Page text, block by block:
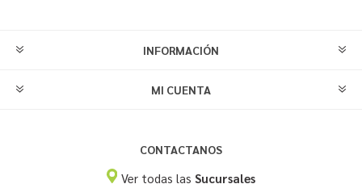
INFORMACIÓN
MI CUENTA
CONTACTANOS
Ver todas lasSucursales